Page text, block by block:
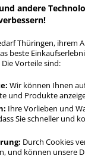
5BK
andere
Thüringen, ihrem
beste
Vorteile sind:
Wir können Ihnen
und Produkte
Ihre Vorlieben und
Sie schneller und
Durch Cookies
und können unsere